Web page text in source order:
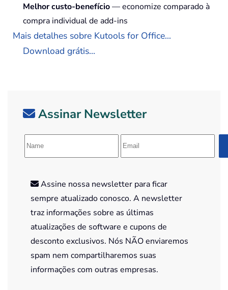
Melhor custo-benefício— economize comparado à
compra individual de add-ins
Mais detalhes sobre Kutools for Office...
Download grátis...
Assinar Newsletter
Assine nossa newsletter para ficar
sempre atualizado conosco. A newsletter
traz informações sobre as últimas
atualizações de software e cupons de
desconto exclusivos. Nós NÃO enviaremos
spam nem compartilharemos suas
informações com outras empresas.